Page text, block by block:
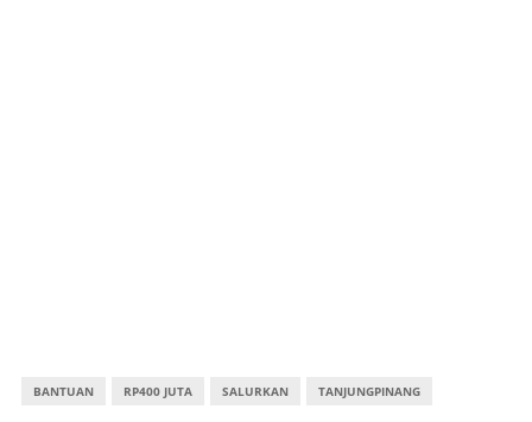
BANTUAN RP400 JUTA SALURKAN TANJUNGPINANG